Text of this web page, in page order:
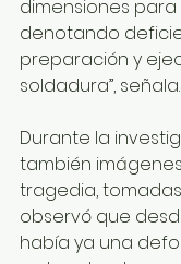
dimensiones
denotando
preparación y
soldadura”, señala.
Durante la
también
tragedia,
observó que
había ya una